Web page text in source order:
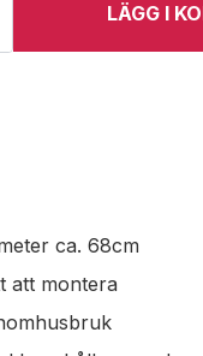
LÄGG I
ca. 68cm
att montera